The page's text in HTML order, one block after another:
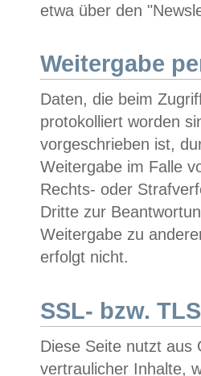
etwa über den
Weitergabe
Daten, die beim
protokolliert worden
vorgeschrieben ist,
Weitergabe im Falle
Rechts- oder
Dritte zur
Weitergabe zu
erfolgt nicht.
SSL- bzw.
Diese Seite nutzt aus
vertraulicher Inhalte,